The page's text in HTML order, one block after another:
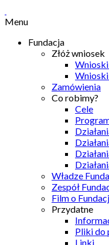
Menu
Fundacja
Złóż wniosek
Zamówienia
Co robimy?
Cele
Władze
Zespół
Film o
Przydatne
Pliki do
Linki